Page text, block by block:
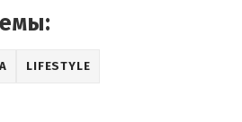
LIFESTYLE